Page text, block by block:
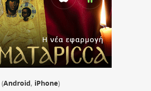
Android, iPhone)